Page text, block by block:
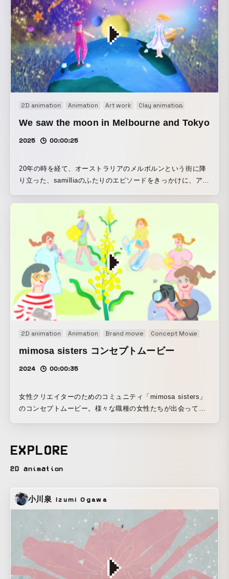
2D animation Animation Art work Clay animation
We saw the moon in Melbourne and Tokyo
2025 00:00:25
20年の時を経て、オーストラリアのメルボルンという街に降
り立った、samilliaのふたりのエピソードをきっかけに、アニ
アにいても、同時に同じ月を見ていると、宇宙の中の地球と
いう星に生きている生き物だということを思い出させてくれ
After Effects、ループアニメーション
2D animation Animation Brand movie Concept Movie
mimosa sisters コンセプトムービー
2024 00:00:35
女性クリエイターのためのコミュニティ「mimosa sisters」
のコンセプトムービー。様々な職種の女性たちが出会って、
EXPLORE
2D animation
小川泉 Izumi Ogawa